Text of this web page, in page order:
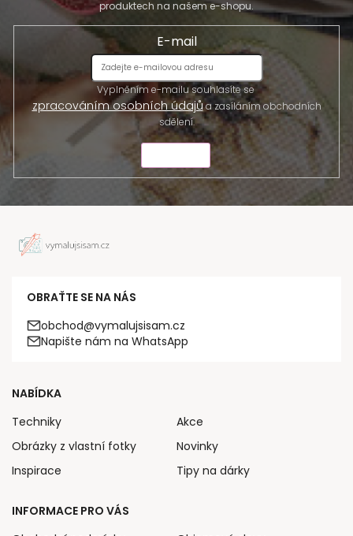
produktech na našem e-shopu.
E-mail
Vyplněním e-mailu souhlasíte se
zpracováním osobních údajůa zasíláním obchodních
sdělení.
OBRAŤTE SE NA NÁS
obchod@vymalujsisam.cz
Napište nám na WhatsApp
NABÍDKA
Techniky
Obrázky z vlastní fotky
Inspirace
Akce
Novinky
Tipy na dárky
INFORMACE PRO VÁS